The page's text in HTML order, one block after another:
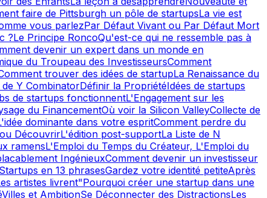
faire de Pittsburgh un pôle de startupsLa vie est
vous parlezPar Défaut Vivant ou Par Défaut Mort
?Le Principe RoncoQu'est-ce qui ne ressemble pas à
devenir un expert dans un monde en
du Troupeau des InvestisseursComment
trouver des idées de startupLa Renaissance du
Y CombinatorDéfinir la PropriétéIdées de startups
de startups fonctionnentL'Engagement sur les
du FinancementOù voir la Silicon ValleyCollecte de
dominante dans votre espritComment perdre du
DécouvrirL'édition post-supportLa Liste de N
ramensL'Emploi du Temps du Créateur, L'Emploi du
IngénieuxComment devenir un investisseur
Startups en 13 phrasesGardez votre identité petiteAprès
artistes livrent"Pourquoi créer une startup dans une
Villes et AmbitionSe Déconnecter des DistractionsLes